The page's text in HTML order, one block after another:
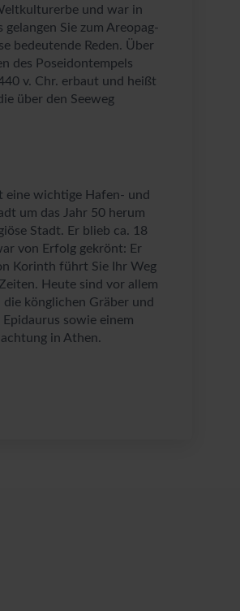
und war in
Sie zum Areopag-
bedeutende Reden. Über
des Poseidontempels
v. Chr. erbaut und heißt
über den Seeweg
eine wichtige Hafen- und
um das Jahr 50 herum
Stadt. Er blieb ca. 18
von Erfolg gekrönt: Er
Korinth führt Sie Ihr Weg
Heute sind vor allem
könglichen Gräber und
sowie einem
in Athen.